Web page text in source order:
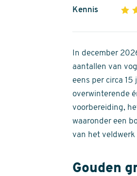
Kennis 1
of
5
In december
aantallen van
eens per circa
overwinterende
voorbereiding,
waaronder een
van het veldwerk
Gouden